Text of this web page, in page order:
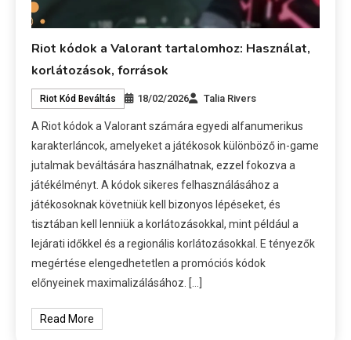
Riot kódok a Valorant tartalomhoz: Használat,
korlátozások, források
Riot Kód Beváltás 18/02/2026 Talia Rivers
A Riot kódok a Valorant számára egyedi alfanumerikus
karakterláncok, amelyeket a játékosok különböző in-game
jutalmak beváltására használhatnak, ezzel fokozva a
játékélményt. A kódok sikeres felhasználásához a
játékosoknak követniük kell bizonyos lépéseket, és
tisztában kell lenniük a korlátozásokkal, mint például a
lejárati időkkel és a regionális korlátozásokkal. E tényezők
megértése elengedhetetlen a promóciós kódok
előnyeinek maximalizálásához. […]
Read More